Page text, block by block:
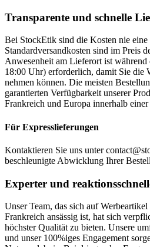
Transparente und schnelle
Bei StockEtik sind die Kosten nie
Standardversandkosten sind im Preis
Anwesenheit am Lieferort ist
18:00 Uhr) erforderlich, damit Sie die
nehmen können. Die meisten
garantierten Verfügbarkeit unserer
Frankreich und Europa innerhalb
Für Expresslieferungen
Kontaktieren Sie uns unter
beschleunigte Abwicklung Ihrer
Experter und
Unser Team, das sich auf
Frankreich ansässig ist, hat sich
höchster Qualität zu bieten. Unsere
und unser 100%iges Engagement